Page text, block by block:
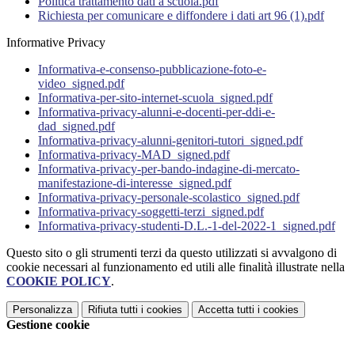
Richiesta per comunicare e diffondere i dati art 96 (1).pdf
Informative Privacy
Informativa-e-consenso-pubblicazione-foto-e-
video_signed.pdf
Informativa-per-sito-internet-scuola_signed.pdf
Informativa-privacy-alunni-e-docenti-per-ddi-e-
dad_signed.pdf
Informativa-privacy-alunni-genitori-tutori_signed.pdf
Informativa-privacy-MAD_signed.pdf
Informativa-privacy-per-bando-indagine-di-mercato-
manifestazione-di-interesse_signed.pdf
Informativa-privacy-personale-scolastico_signed.pdf
Informativa-privacy-soggetti-terzi_signed.pdf
Informativa-privacy-studenti-D.L.-1-del-2022-1_signed.pdf
Questo sito o gli strumenti terzi da questo utilizzati si avvalgono di
cookie necessari al funzionamento ed utili alle finalità illustrate nella
COOKIE POLICY.
Personalizza Rifiuta tutti i cookies Accetta tutti i cookies
Gestione cookie